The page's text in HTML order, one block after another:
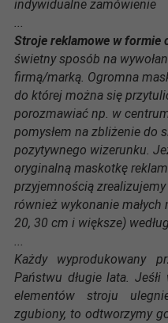
indywidualne zamówienie
...
Stroje reklamowe w formie
świetny sposób na
firmą/marką. Ogromna
do której można się
porozmawiać np. w
pomysłem na zbliżenie do
pozytywnego wizerunku.
oryginalną maskotkę
przyjemnością
również wykonanie
20, 30 cm i większe)
...
Każdy wyprodukowany
Państwu długie lata.
elementów stroju
zgubiony, to odtworzymy